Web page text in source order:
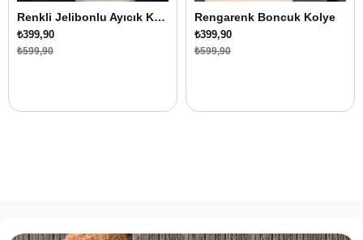
Renkli Jelibonlu Ayıcık Kolye
₺399,90
₺599,90
Rengarenk Boncuk Kolye
₺399,90
₺599,90